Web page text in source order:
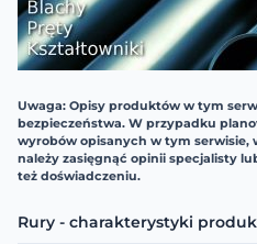
Uwaga: Opisy produktów w tym
bezpieczeństwa. W przypadku
wyrobów opisanych w tym serwisie,
należy zasięgnąć opinii specjalisty
też doświadczeniu.
Rury - charakterystyki